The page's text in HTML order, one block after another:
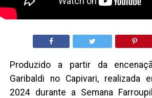
Produzido a partir da
Garibaldi no Capivari, realizada
2024 durante a Semana